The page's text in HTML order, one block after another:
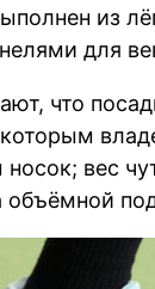
из
для
что
носок; вес
объёмной